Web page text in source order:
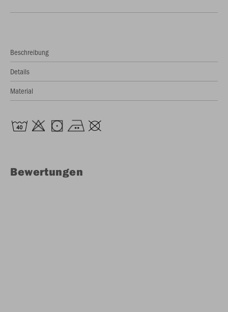
Beschreibung
Details
Material
Bewertungen